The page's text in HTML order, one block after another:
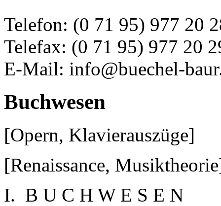
Telefon: (0 71 95) 977 20
Telefax: (0 71 95) 977 20
E-Mail: info@buechel-
Buchwesen
[Opern, Klavierauszüge]
[Renaissance,
I. B U C H W E S E N